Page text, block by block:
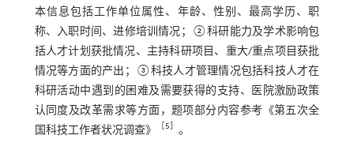
本信息包括工作单位属性、年龄、性别、最高学历、职
称、入职时间、进修培训情况；②科研能力及学术影响包
括人才计划获批情况、主持科研项目、重大/重点项目获批
情况等方面的产出；③科技人才管理情况包括科技人才在
科研活动中遇到的困难及需要获得的支持、医院激励政策
认同度及改革需求等方面，题项部分内容参考《第五次全
国科技工作者状况调查》
［5］ 。